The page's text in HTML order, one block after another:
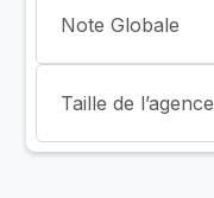
Note Globale
Taille de l’agence